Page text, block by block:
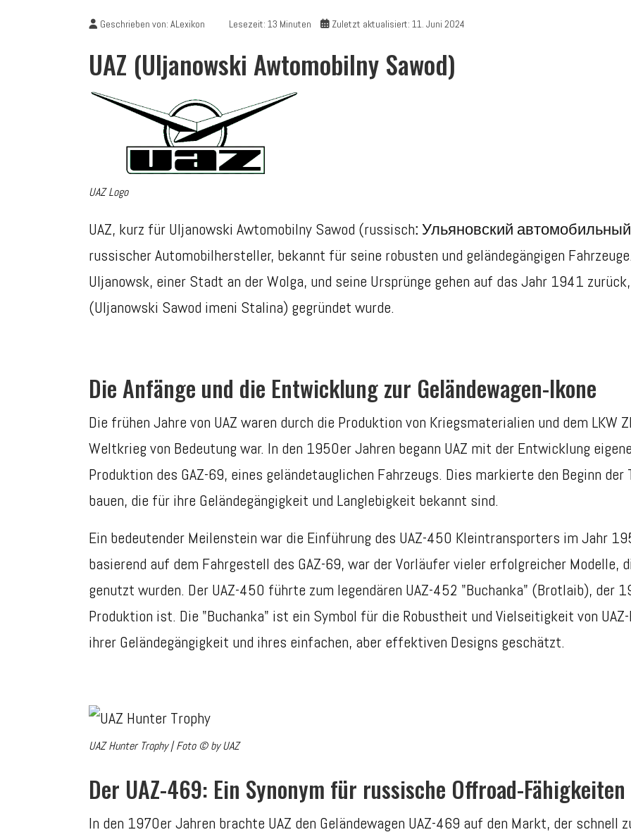
Geschrieben von: ALexikon Lesezeit: 13 Minuten Zuletzt aktualisiert: 11. Juni 2024
UAZ (Uljanowski Awtomobilny Sawod)
UAZ Logo
UAZ, kurz für Uljanowski Awtomobilny Sawod (russisch: Ульяновский автомобильный
russischer Automobilhersteller, bekannt für seine robusten und geländegängigen
Uljanowsk, einer Stadt an der Wolga, und seine Ursprünge gehen auf das Jahr 1941
(Uljanowski Sawod imeni Stalina) gegründet wurde.
Die Anfänge und die Entwicklung zur Geländewagen-Ikone
Die frühen Jahre von UAZ waren durch die Produktion von Kriegsmaterialien und dem LKW
Weltkrieg von Bedeutung war. In den 1950er Jahren begann UAZ mit der Entwicklung
Produktion des GAZ-69, eines geländetauglichen Fahrzeugs. Dies markierte den Beginn der
bauen, die für ihre Geländegängigkeit und Langlebigkeit bekannt sind.
Ein bedeutender Meilenstein war die Einführung des UAZ-450 Kleintransporters im Jahr
basierend auf dem Fahrgestell des GAZ-69, war der Vorläufer vieler erfolgreicher
genutzt wurden. Der UAZ-450 führte zum legendären UAZ-452 "Buchanka" (Brotlaib), der
Produktion ist. Die "Buchanka" ist ein Symbol für die Robustheit und Vielseitigkeit von
ihrer Geländegängigkeit und ihres einfachen, aber effektiven Designs geschätzt.
UAZ Hunter Trophy | Foto © by UAZ
Der UAZ-469: Ein Synonym für russische Offroad-Fähigkeiten
In den 1970er Jahren brachte UAZ den Geländewagen UAZ-469 auf den Markt, der